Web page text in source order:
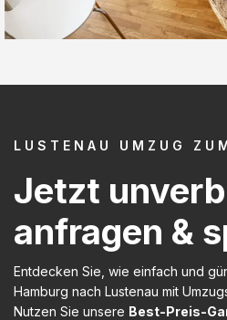
LUSTENAU UMZUG
Jetzt
anfragen &
Entdecken Sie, wie einfach und
Hamburg nach Lustenau mit
Nutzen Sie unsere Best-Preis-